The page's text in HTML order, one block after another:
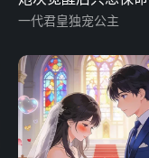
一代君皇独宠公主